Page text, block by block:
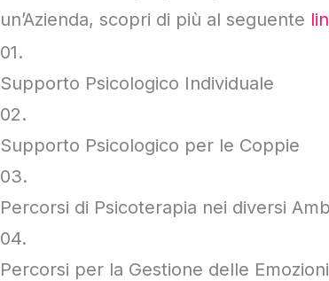
un’Azienda, scopri di più al seguente
01.
Supporto Psicologico Individuale
02.
Supporto Psicologico per le Coppie
03.
Percorsi di Psicoterapia nei diversi
04.
Percorsi per la Gestione delle